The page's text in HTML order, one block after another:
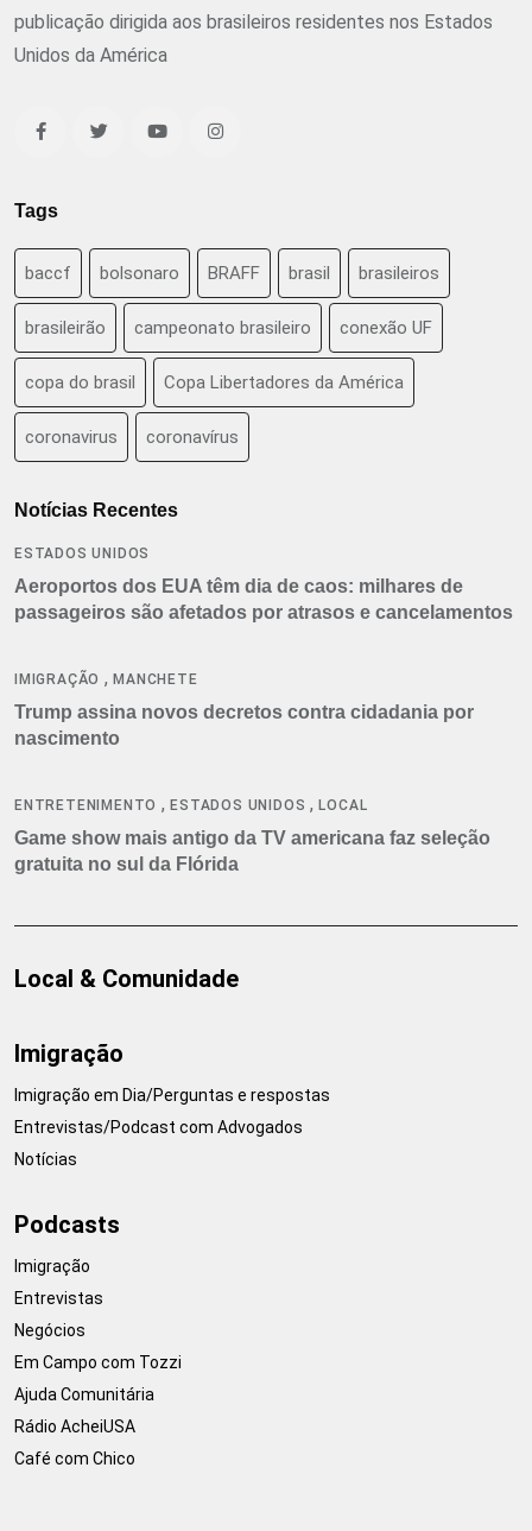
publicação dirigida aos brasileiros residentes nos Estados
Unidos da América
Tags
baccf bolsonaro BRAFF brasil brasileiros
brasileirão campeonato brasileiro conexão UF
copa do brasil Copa Libertadores da América
coronavirus coronavírus
Notícias Recentes
ESTADOS UNIDOS
Aeroportos dos EUA têm dia de caos: milhares de
passageiros são afetados por atrasos e cancelamentos
IMIGRAÇÃO ,MANCHETE
Trump assina novos decretos contra cidadania por
nascimento
ENTRETENIMENTO ,ESTADOS UNIDOS ,LOCAL
Game show mais antigo da TV americana faz seleção
gratuita no sul da Flórida
Local & Comunidade
Imigração
Imigração em Dia/Perguntas e respostas
Entrevistas/Podcast com Advogados
Notícias
Podcasts
Imigração
Entrevistas
Negócios
Em Campo com Tozzi
Ajuda Comunitária
Rádio AcheiUSA
Café com Chico